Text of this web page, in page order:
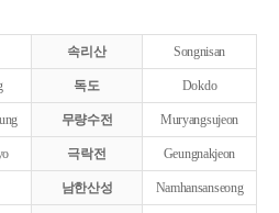
속리산 Songnisan
독도 Dokdo
무량수전 Muryangsujeon
극락전 Geungnakjeon
남한산성 Namhansanseong